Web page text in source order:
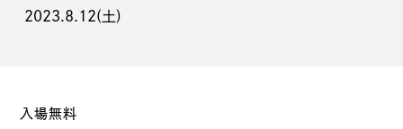
2023.8.12(土)
入場無料